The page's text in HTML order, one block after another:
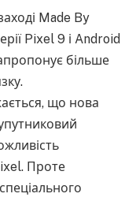
Made By
Pixel 9 і Android
більше
що нова
Проте